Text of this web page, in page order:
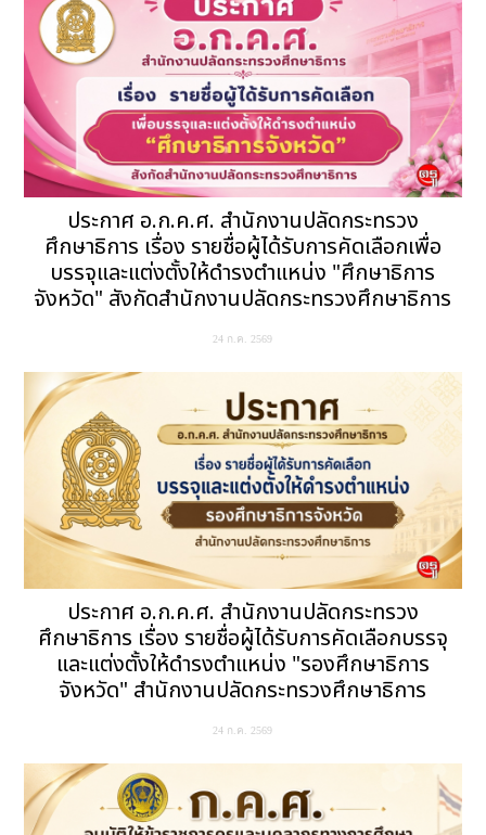
ประกาศ อ.ก.ค.ศ. สำนักงานปลัดกระทรวง
ศึกษาธิการ เรื่อง รายชื่อผู้ได้รับการคัดเลือกเพื่อ
บรรจุและแต่งตั้งให้ดำรงตำแหน่ง "ศึกษาธิการ
จังหวัด" สังกัดสำนักงานปลัดกระทรวงศึกษาธิการ
24 ก.ค. 2569
ประกาศ อ.ก.ค.ศ. สำนักงานปลัดกระทรวง
ศึกษาธิการ เรื่อง รายชื่อผู้ได้รับการคัดเลือกบรรจุ
และแต่งตั้งให้ดำรงตำแหน่ง "รองศึกษาธิการ
จังหวัด" สำนักงานปลัดกระทรวงศึกษาธิการ
24 ก.ค. 2569